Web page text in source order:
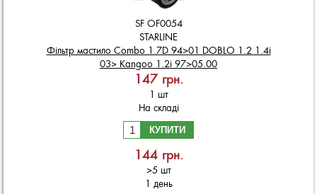
SF OF0054
STARLINE
Фільтр мастило Combo 1.7D 94>01 DOBLO 1.2 1.4i
03> Kangoo 1.2i 97>05.00
147 грн.
1 шт
На складі
КУПИТИ
144 грн.
>5 шт
1 день